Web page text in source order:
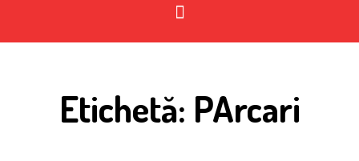
Etichetă: PArcari